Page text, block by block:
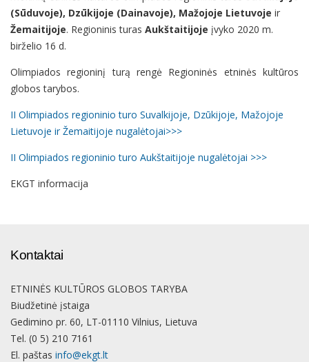
(Sūduvoje), Dzūkijoje (Dainavoje), Mažojoje Lietuvoje ir
Žemaitijoje. Regioninis turas Aukštaitijoje įvyko 2020 m.
birželio 16 d.
Olimpiados regioninį turą rengė Regioninės etninės kultūros
globos tarybos.
II Olimpiados regioninio turo Suvalkijoje, Dzūkijoje, Mažojoje
Lietuvoje ir Žemaitijoje nugalėtojai>>>
II Olimpiados regioninio turo Aukštaitijoje nugalėtojai >>>
EKGT informacija
Kontaktai
ETNINĖS KULTŪROS GLOBOS TARYBA
Biudžetinė įstaiga
Gedimino pr. 60, LT-01110 Vilnius, Lietuva
Tel. (0 5) 210 7161
El. paštas info@ekgt.lt